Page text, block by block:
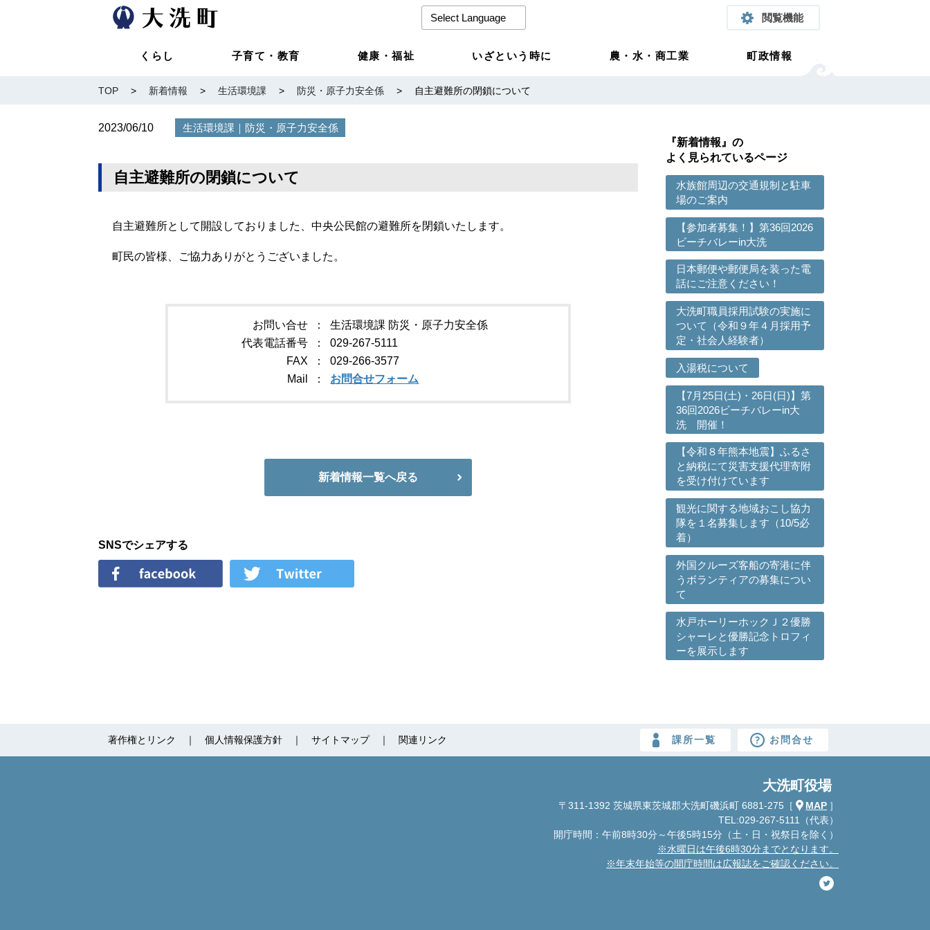
閲覧機能
くらし 子育て・教育 健康・福祉 いざという時に 農・水・商工業 町政情報
TOP > 新着情報 > 生活環境課 > 防災・原子力安全係 > 自主避難所の閉鎖について
2023/06/10 生活環境課 ｜ 防災・原子力安全係
自主避難所の閉鎖について
自主避難所として開設しておりました、中央公民館の避難所を閉鎖いたします。
町民の皆様、ご協力ありがとうございました。
お問い合せ
生活環境課 防災・原子力安全係
代表電話番号
029-267-5111
FAX
029-266-3577
Mail
お問合せフォーム
新着情報一覧へ戻る
SNSでシェアする
『新着情報』の
よく見られているページ
水族館周辺の交通規制と駐車
場のご案内
【参加者募集！】第36回2026
ビーチバレーin大洗
日本郵便や郵便局を装った電
話にご注意ください！
大洗町職員採用試験の実施に
ついて（令和９年４月採用予
定・社会人経験者）
入湯税について
【7月25日(土)・26日(日)】第
36回2026ビーチバレーin大
洗 開催！
【令和８年熊本地震】ふるさ
と納税にて災害支援代理寄附
を受け付けています
観光に関する地域おこし協力
隊を１名募集します（10/5必
着）
外国クルーズ客船の寄港に伴
うボランティアの募集につい
て
水戸ホーリーホックＪ２優勝
シャーレと優勝記念トロフィ
ーを展示します
著作権とリンク 個人情報保護方針 サイトマップ 関連リンク 課所一覧 お問合せ
大洗町役場
〒311-1392 茨城県東茨城郡大洗町磯浜町 6881-275 ［ MAP ］
TEL:029-267-5111（代表）
開庁時間：午前8時30分～午後5時15分 （土・日・祝祭日を除く）
※水曜日は午後6時30分までとなります。
※年末年始等の開庁時間は広報誌をご確認ください。